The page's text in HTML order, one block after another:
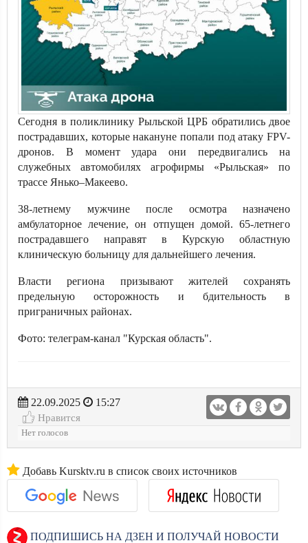
Сегодня в поликлинику Рыльской ЦРБ обратились двое
пострадавших, которые накануне попали под атаку FPV-
дронов. В момент удара они передвигались на
служебных автомобилях агрофирмы «Рыльская» по
трассе Янько–Макеево.
38-летнему мужчине после осмотра назначено
амбулаторное лечение, он отпущен домой. 65-летнего
пострадавшего направят в Курскую областную
клиническую больницу для дальнейшего лечения.
Власти региона призывают жителей сохранять
предельную осторожность и бдительность в
приграничных районах.
Фото: телеграм-канал "Курская область".
22.09.2025
15:27
Нравится
Нет голосов
Добавь Kursktv.ru в список своих источников
ПОДПИШИСЬ НА ДЗЕН И ПОЛУЧАЙ НОВОСТИ